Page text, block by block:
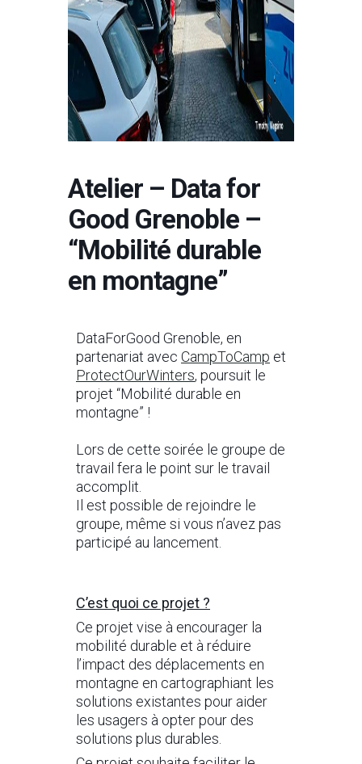
Atelier – Data for
Good Grenoble –
“Mobilité durable
en montagne”
DataForGood Grenoble, en
partenariat avec CampToCamp et
ProtectOurWinters, poursuit le
projet “Mobilité durable en
montagne” !
Lors de cette soirée le groupe de
travail fera le point sur le travail
accomplit.
Il est possible de rejoindre le
groupe, même si vous n’avez pas
participé au lancement.
C’est quoi ce projet ?
Ce projet vise à encourager la
mobilité durable et à réduire
l’impact des déplacements en
montagne en cartographiant les
solutions existantes pour aider
les usagers à opter pour des
solutions plus durables.